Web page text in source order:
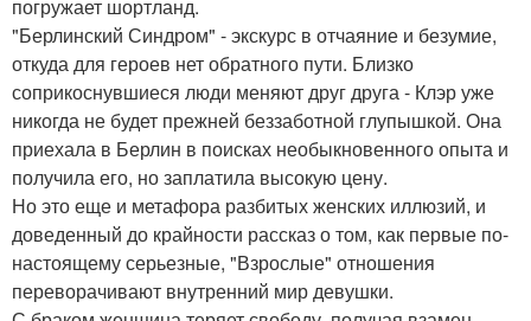
погружает шортланд.
"Берлинский Синдром" - экскурс в отчаяние и безумие,
откуда для героев нет обратного пути. Близко
соприкоснувшиеся люди меняют друг друга - Клэр уже
никогда не будет прежней беззаботной глупышкой. Она
приехала в Берлин в поисках необыкновенного опыта и
получила его, но заплатила высокую цену.
Но это еще и метафора разбитых женских иллюзий, и
доведенный до крайности рассказ о том, как первые по-
настоящему серьезные, "Взрослые" отношения
переворачивают внутренний мир девушки.